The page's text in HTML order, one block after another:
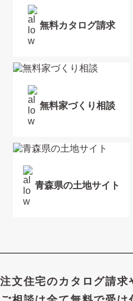
無料カタログ請求
無料家づくり相談
青森県の土地サイト
注文住宅のカタログ請求